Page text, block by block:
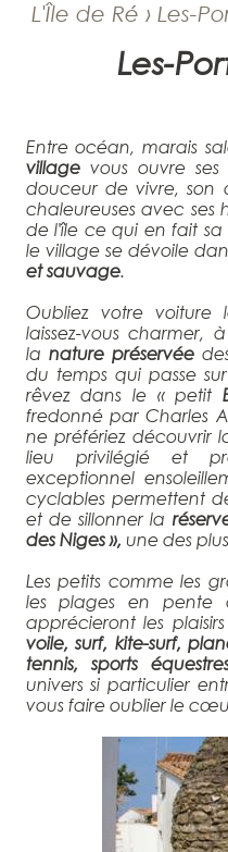
L'Île de Ré › Les-
Les-
Entre océan, marais
villagevous ouvre ses
douceur de vivre, son
chaleureuses avec ses
de l'île ce qui en fait
le village se dévoile
et sauvage.
Oubliez votre
laissez-vous
la nature préservée
du temps qui passe sur
rêvez dans le « petit
fredonné par Charles
ne préfériez découvrir
lieu privilégié et
exceptionnel
cyclables permettent
et de sillonner la
des Niges », une des
Les petits comme les
les plages en pente
apprécieront les
voile, surf, kite-surf,
tennis, sports
univers si particulier
vous faire oublier le